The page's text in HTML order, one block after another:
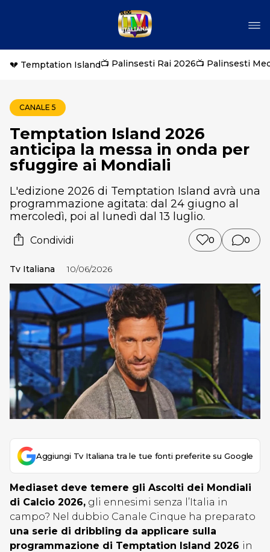
💔 Temptation Island📺 Palinsesti Rai 2026📺 Palinsesti
CANALE 5
Temptation Island 2026
anticipa la messa in onda per
sfuggire ai Mondiali
L'edizione 2026 di Temptation Island avrà una
programmazione agitata: dal 24 giugno al
mercoledì, poi al lunedì dal 13 luglio.
Condividi 0 0
Tv Italiana 10/06/2026
Aggiungi Tv Italiana tra le tue fonti preferite su Google
Mediaset deve temere gli Ascolti dei Mondiali
di Calcio 2026, gli ennesimi senza l’Italia in
campo? Nel dubbio Canale Cinque ha preparato
una serie di dribbling da applicare sulla
programmazione di Temptation Island 2026 in